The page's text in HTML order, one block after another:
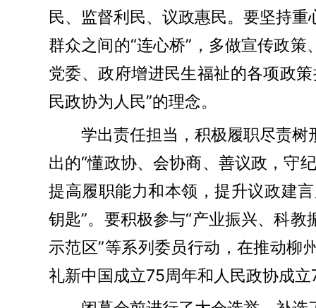
民、监督利民、议政惠民。要坚持
群众之间的“连心桥”，多做宣传政
党委、政府增进民生福祉的各项政
民政协为人民”的理念。
学出责任担当，积极履职尽责
出的“懂政协、会协商、善议政，守
提高履职能力和本领，提升议政建
钥匙”。要积极参与“产业振兴、科
示范区”等系列委员行动，在推动柳
礼新中国成立75周年和人民政协成